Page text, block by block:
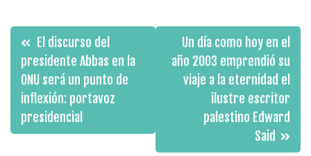
Navegación
de
entradas
El discurso del
presidente Abbas en la
ONU será un punto de
inflexión: portavoz
presidencial
Un día como hoy en el
año 2003 emprendió su
viaje a la eternidad el
ilustre escritor
palestino Edward
Said